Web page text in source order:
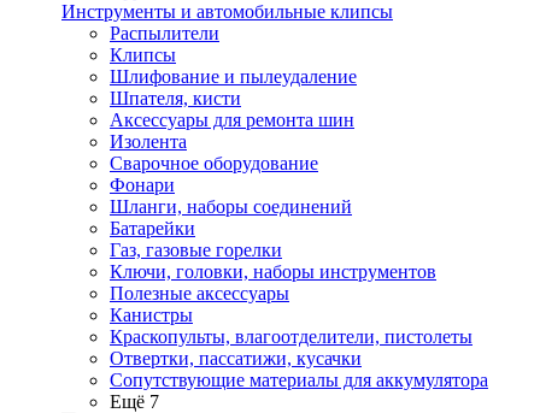
Инструменты и автомобильные клипсы
Распылители
Клипсы
Шлифование и пылеудаление
Шпателя, кисти
Аксессуары для ремонта шин
Изолента
Сварочное оборудование
Фонари
Шланги, наборы соединений
Батарейки
Газ, газовые горелки
Ключи, головки, наборы инструментов
Полезные аксессуары
Канистры
Краскопульты, влагоотделители, пистолеты
Отвертки, пассатижи, кусачки
Сопутствующие материалы для аккумулятора
Ещё 7